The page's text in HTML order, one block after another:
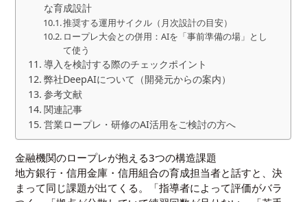
な育成設計
推奨する運用サイクル（月次設計の目安）
ロープレ大会との併用：AIを「事前準備の場」とし
て使う
導入を検討する際のチェックポイント
弊社DeepAIについて（開発元からの案内）
参考文献
関連記事
営業ロープレ・研修のAI活用をご検討の方へ
金融機関のロープレが抱える3つの構造課題
地方銀行・信用金庫・信用組合の育成担当者と話すと、決
まって同じ課題が出てくる。「指導者によって評価がバラ